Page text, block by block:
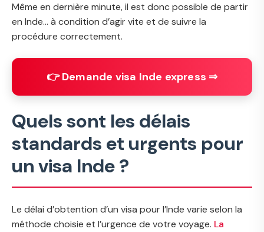
Même en dernière minute, il est donc possible de partir
en Inde… à condition d’agir vite et de suivre la
procédure correctement.
👉 Demande visa Inde express ⇒
Quels sont les délais
standards et urgents pour
un visa Inde ?
Le délai d’obtention d’un visa pour l’Inde varie selon la
méthode choisie et l’urgence de votre voyage. La